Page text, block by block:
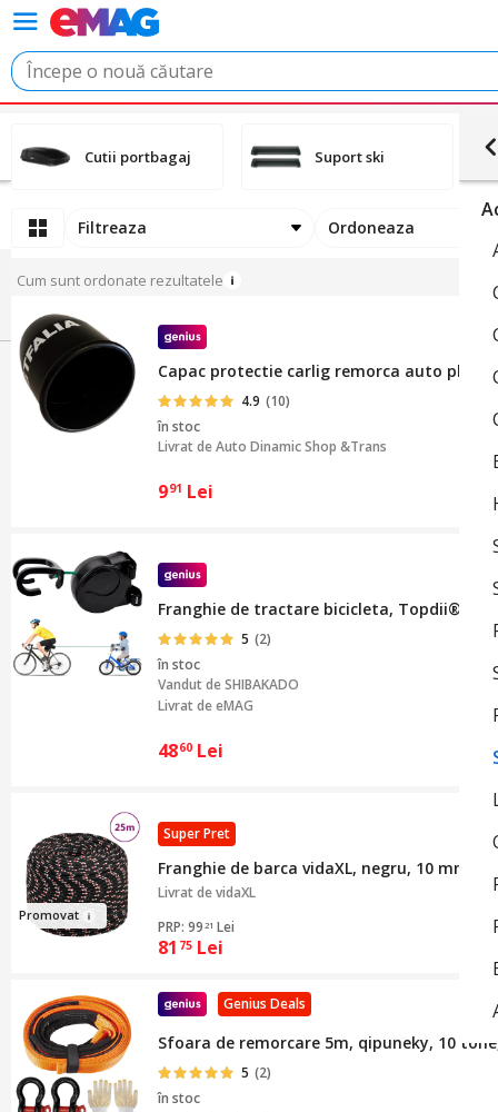
Cutii portbagaj Suport ski
Filtreaza Ordoneaza
Cum sunt ordonate rezultatele
Capac protectie carlig remorca auto
4.9 (10)
în stoc
Livrat deAuto Dinamic Shop &Trans
991 Lei
Franghie de tractare bicicleta, Topdii®,
5 (2)
în stoc
Vandut deSHIBAKADO
Livrat de eMAG
4860 Lei
Promovat
Super Pret
Franghie de barca vidaXL, negru, 10 mm,
Livrat devidaXL
PRP: 99 21 Lei
81 75 Lei
Genius Deals
Sfoara de remorcare 5m, qipuneky, 10
5 (2)
în stoc